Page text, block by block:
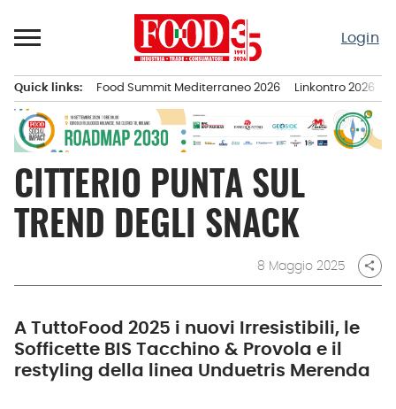
al
Login
principale
Quick links: Food Summit Mediterraneo 2026 Linkontro 2026
CITTERIO PUNTA SUL
TREND DEGLI SNACK
8 Maggio 2025 share
A TuttoFood 2025 i nuovi Irresistibili, le
Sofficette BIS Tacchino & Provola e il
restyling della linea Unduetris Merenda